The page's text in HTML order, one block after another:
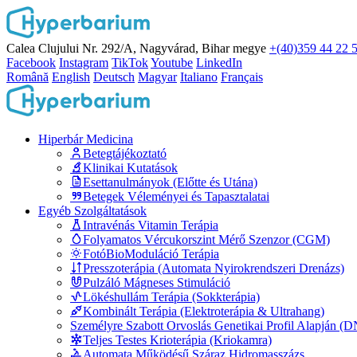
Calea Clujului Nr. 292/A, Nagyvárad, Bihar megye +(40)359 44 22
Facebook Instagram TikTokYoutube LinkedIn
Română English Deutsch Magyar Italiano Français
Hiperbár Medicina
Betegtájékoztató
Klinikai Kutatások
Esettanulmányok (Előtte és Utána)
Betegek Véleményei és Tapasztalatai
Egyéb Szolgáltatások
Intravénás Vitamin Terápia
Folyamatos Vércukorszint Mérő Szenzor (CGM)
FotóBioModuláció Terápia
Presszoterápia (Automata Nyirokrendszeri Drenázs)
Pulzáló Mágneses Stimuláció
Lökéshullám Terápia (Sokkterápia)
Kombinált Terápia (Elektroterápia & Ultrahang)
Személyre Szabott Orvoslás Genetikai Profil Alapján
Teljes Testes Krioterápia (Kriokamra)
Automata Működésű Száraz Hidromasszázs